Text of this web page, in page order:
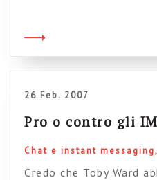
impiegati possono
scaricare e visionare
26 Feb. 2007
Pro o contro gli IM
Chat e instant messaging
Credo che Toby Ward